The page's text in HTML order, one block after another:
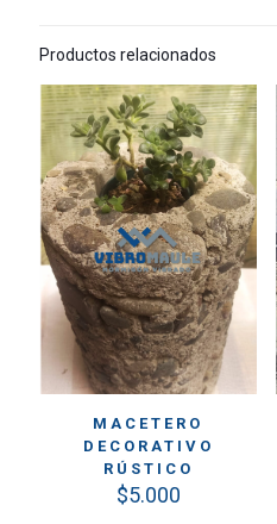
Productos relacionados
MACETERO
DECORATIVO
RÚSTICO
$5.000